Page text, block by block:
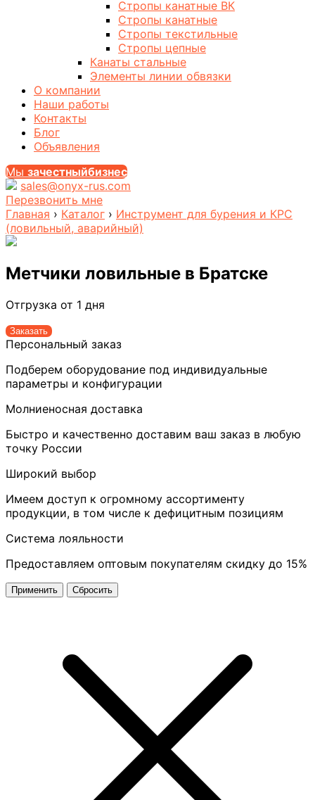
Стропы канатные ВК
Стропы канатные
Стропы текстильные
Стропы цепные
Канаты стальные
Элементы линии обвязки
О компании
Наши работы
Контакты
Блог
Объявления
Мы зачестныйбизнес
sales@onyx-rus.com
Перезвонить мне
Главная › Каталог › Инструмент для бурения и КРС
(ловильный, аварийный)
Метчики ловильные в Братске
Отгрузка от 1 дня
Заказать
Персональный заказ
Подберем оборудование под индивидуальные
параметры и конфигурации
Молниеносная доставка
Быстро и качественно доставим ваш заказ в любую
точку России
Широкий выбор
Имеем доступ к огромному ассортименту
продукции, в том числе к дефицитным позициям
Система лояльности
Предоставляем оптовым покупателям скидку до 15%
Применить Сбросить